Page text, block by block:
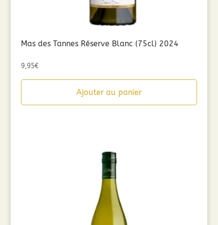
Mas des Tannes Réserve Blanc (75cl) 2024
9,95€
Ajouter au panier